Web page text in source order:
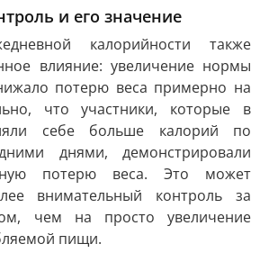
и его значение
калорийности также
влияние: увеличение нормы
потерю веса примерно на
что участники, которые в
себе больше калорий по
днями, демонстрировали
потерю веса. Это может
внимательный контроль за
чем на просто увеличение
пищи.